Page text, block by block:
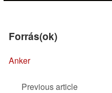
Forrás(ok)
Anker
Previous article